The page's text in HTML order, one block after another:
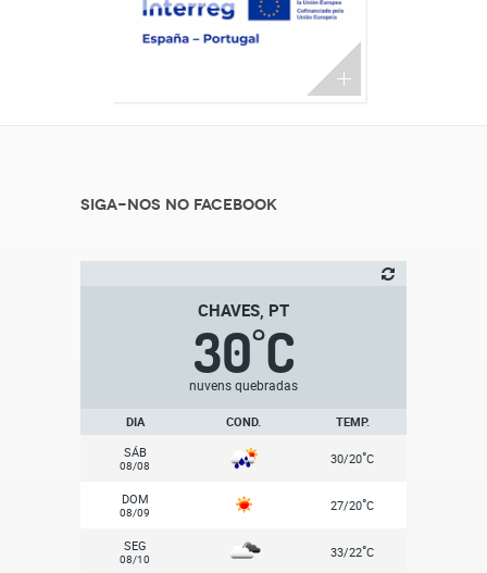
Siga-nos no Facebook
CHAVES, PT
30°C
nuvens quebradas
DIA COND.
TEMP.
SÁB
08/08 30/20°C
DOM
08/09 27/20°C
SEG
08/10 33/22°C